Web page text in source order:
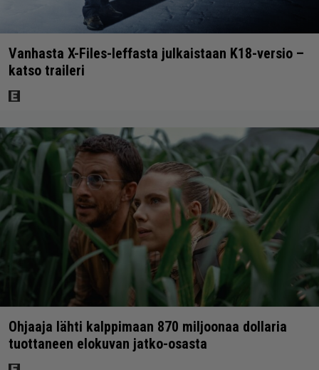
Vanhasta X-Files-leffasta julkaistaan K18-versio –
katso traileri
Ohjaaja lähti kalppimaan 870 miljoonaa dollaria
tuottaneen elokuvan jatko-osasta